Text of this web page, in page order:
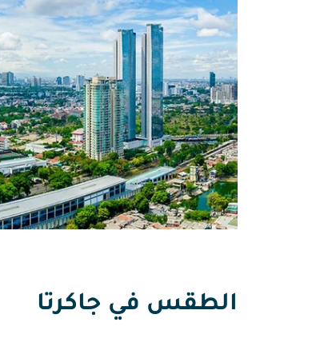
الطقس في جاكرتا